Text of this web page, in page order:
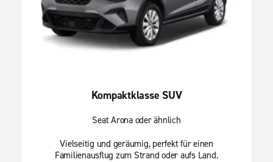
Kompaktklasse SUV
Seat Arona oder ähnlich
Vielseitig und geräumig, perfekt für einen
Familienausflug zum Strand oder aufs Land.